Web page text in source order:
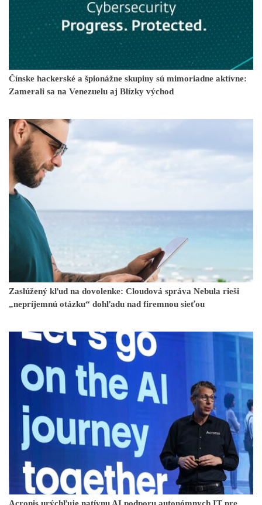
Čínske hackerské a špionážne skupiny sú mimoriadne aktívne:
Zamerali sa na Venezuelu aj Blízky východ
Zaslúžený kľud na dovolenke: Cloudová správa Nebula rieši
„nepríjemnú otázku“ dohľadu nad firemnou sieťou